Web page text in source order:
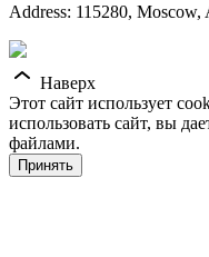
Address: 115280, Moscow,
Наверх
Этот сайт использует
использовать сайт, вы
файлами.
Принять